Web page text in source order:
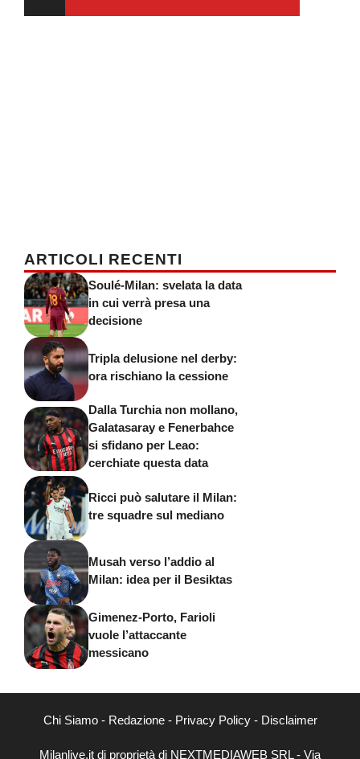
ARTICOLI RECENTI
Soulé-Milan: svelata la data
in cui verrà presa una
decisione
Tripla delusione nel derby:
ora rischiano la cessione
Dalla Turchia non mollano,
Galatasaray e Fenerbahce
si sfidano per Leao:
cerchiate questa data
Ricci può salutare il Milan:
tre squadre sul mediano
Musah verso l’addio al
Milan: idea per il Besiktas
Gimenez-Porto, Farioli
vuole l’attaccante
messicano
Chi Siamo- Redazione- Privacy Policy- Disclaimer
Milanlive.it di proprietà di NEXTMEDIAWEB SRL - Via